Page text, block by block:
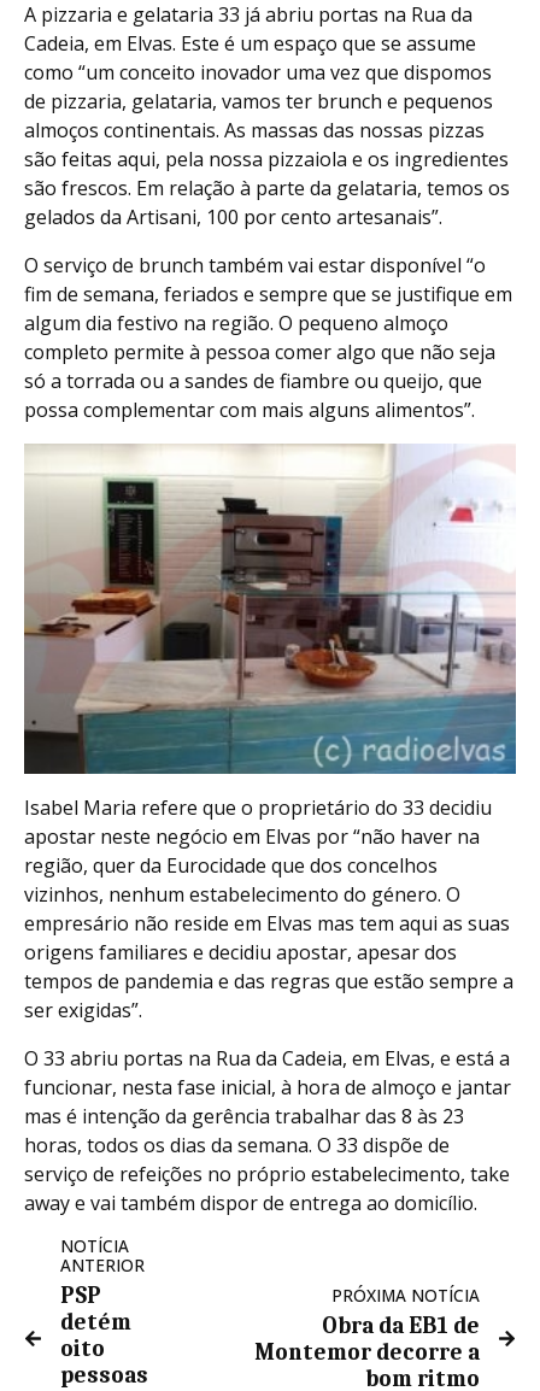
A pizzaria e gelataria 33 já abriu portas na Rua da
Cadeia, em Elvas. Este é um espaço que se assume
como “um conceito inovador uma vez que dispomos
de pizzaria, gelataria, vamos ter brunch e pequenos
almoços continentais. As massas das nossas pizzas
são feitas aqui, pela nossa pizzaiola e os ingredientes
são frescos. Em relação à parte da gelataria, temos os
gelados da Artisani, 100 por cento artesanais”.
O serviço de brunch também vai estar disponível “o
fim de semana, feriados e sempre que se justifique em
algum dia festivo na região. O pequeno almoço
completo permite à pessoa comer algo que não seja
só a torrada ou a sandes de fiambre ou queijo, que
possa complementar com mais alguns alimentos”.
Isabel Maria refere que o proprietário do 33 decidiu
apostar neste negócio em Elvas por “não haver na
região, quer da Eurocidade que dos concelhos
vizinhos, nenhum estabelecimento do género. O
empresário não reside em Elvas mas tem aqui as suas
origens familiares e decidiu apostar, apesar dos
tempos de pandemia e das regras que estão sempre a
ser exigidas”.
O 33 abriu portas na Rua da Cadeia, em Elvas, e está a
funcionar, nesta fase inicial, à hora de almoço e jantar
mas é intenção da gerência trabalhar das 8 às 23
horas, todos os dias da semana. O 33 dispõe de
serviço de refeições no próprio estabelecimento, take
away e vai também dispor de entrega ao domicílio.
NOTÍCIA
ANTERIOR
PSP
detém
oito
pessoas
PRÓXIMA NOTÍCIA
Obra da EB1 de
Montemor decorre a
bom ritmo